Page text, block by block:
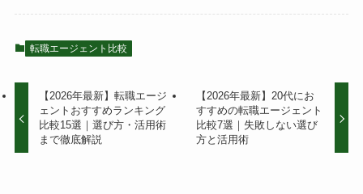
転職エージェント比較
【2026年最新】転職エージ
ェントおすすめランキング
比較15選｜選び方・活用術
まで徹底解説
【2026年最新】20代にお
すすめの転職エージェント
比較7選｜失敗しない選び
方と活用術